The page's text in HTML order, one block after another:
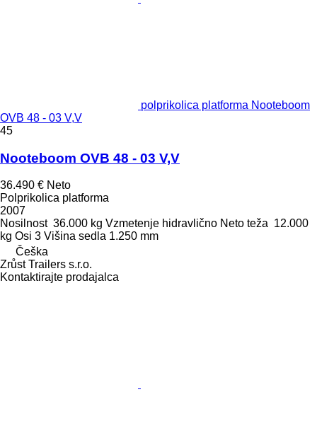
polprikolica platforma Nooteboom
OVB 48 - 03 V,V
45
Nooteboom OVB 48 - 03 V,V
36.490 € Neto
Polprikolica platforma
2007
Nosilnost 36.000 kg Vzmetenje hidravlično Neto teža 12.000
kg Osi 3 Višina sedla 1.250 mm
Češka
Zrůst Trailers s.r.o.
Kontaktirajte prodajalca